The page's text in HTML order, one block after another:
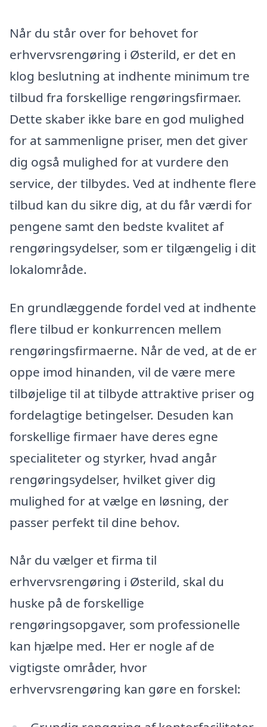
Når du står over for behovet for
erhvervsrengøring i Østerild, er det en
klog beslutning at indhente minimum tre
tilbud fra forskellige rengøringsfirmaer.
Dette skaber ikke bare en god mulighed
for at sammenligne priser, men det giver
dig også mulighed for at vurdere den
service, der tilbydes. Ved at indhente flere
tilbud kan du sikre dig, at du får værdi for
pengene samt den bedste kvalitet af
rengøringsydelser, som er tilgængelig i dit
lokalområde.
En grundlæggende fordel ved at indhente
flere tilbud er konkurrencen mellem
rengøringsfirmaerne. Når de ved, at de er
oppe imod hinanden, vil de være mere
tilbøjelige til at tilbyde attraktive priser og
fordelagtige betingelser. Desuden kan
forskellige firmaer have deres egne
specialiteter og styrker, hvad angår
rengøringsydelser, hvilket giver dig
mulighed for at vælge en løsning, der
passer perfekt til dine behov.
Når du vælger et firma til
erhvervsrengøring i Østerild, skal du
huske på de forskellige
rengøringsopgaver, som professionelle
kan hjælpe med. Her er nogle af de
vigtigste områder, hvor
erhvervsrengøring kan gøre en forskel: